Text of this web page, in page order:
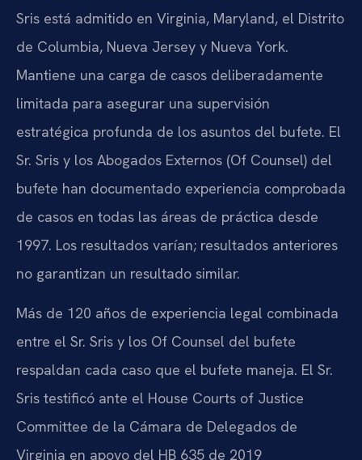
Sris está admitido en Virginia, Maryland, el Distrito
de Columbia, Nueva Jersey y Nueva York.
Mantiene una carga de casos deliberadamente
limitada para asegurar una supervisión
estratégica profunda de los asuntos del bufete. El
Sr. Sris y los Abogados Externos (Of Counsel) del
bufete han documentado experiencia comprobada
de casos en todas las áreas de práctica desde
1997. Los resultados varían; resultados anteriores
no garantizan un resultado similar.
Más de 120 años de experiencia legal combinada
entre el Sr. Sris y los Of Counsel del bufete
respaldan cada caso que el bufete maneja. El Sr.
Sris testificó ante el House Courts of Justice
Committee de la Cámara de Delegados de
Virginia en apoyo del HB 635 de 2019